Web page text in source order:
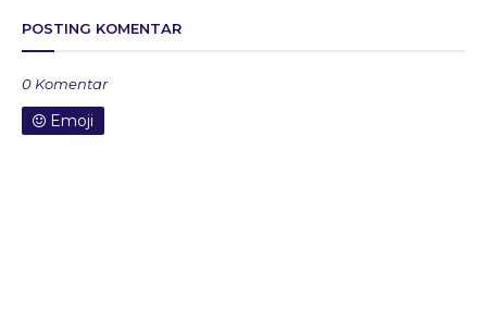
POSTING KOMENTAR
0 Komentar
Emoji